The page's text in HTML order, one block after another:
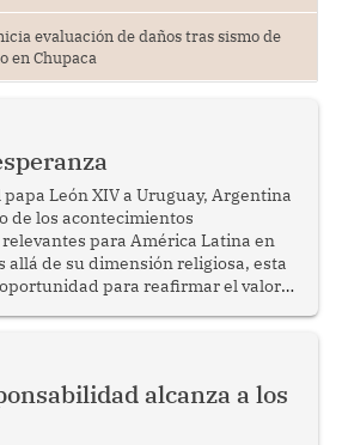
evaluación de daños tras sismo de
en Chupaca
León XIV a Uruguay, Argentina
de los acontecimientos
para América Latina en
allá de su dimensión religiosa, esta
para reafirmar el valor
de desarrollo, cohesión
alcanza a los